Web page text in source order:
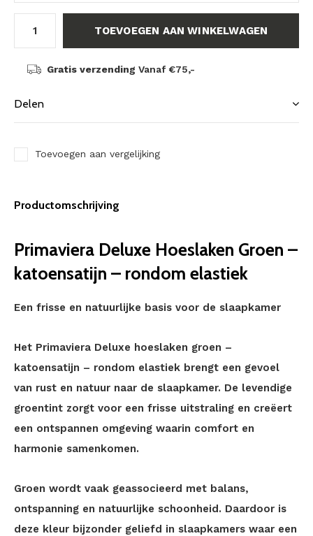
TOEVOEGEN AAN WINKELWAGEN
Gratis verzending Vanaf €75,-
Delen
Toevoegen aan vergelijking
Productomschrijving
Primaviera Deluxe Hoeslaken Groen –
katoensatijn – rondom elastiek
Een frisse en natuurlijke basis voor de slaapkamer
Het Primaviera Deluxe hoeslaken groen –
katoensatijn – rondom elastiek brengt een gevoel
van rust en natuur naar de slaapkamer. De levendige
groentint zorgt voor een frisse uitstraling en creëert
een ontspannen omgeving waarin comfort en
harmonie samenkomen.
Groen wordt vaak geassocieerd met balans,
ontspanning en natuurlijke schoonheid. Daardoor is
deze kleur bijzonder geliefd in slaapkamers waar een